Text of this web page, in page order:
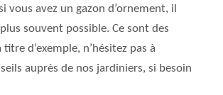
vous avez un gazon d’ornement, il
souvent possible. Ce sont des
d’exemple, n’hésitez pas à
auprès de nos jardiniers, si besoin